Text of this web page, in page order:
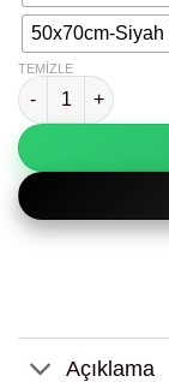
50x70cm-Siyah
TEMIZLE
Ördek Desenli
Açıklama